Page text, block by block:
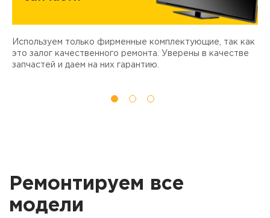
Используем только фирменные комплектующие, так как
это залог качественного ремонта. Уверены в качестве
запчастей и даем на них гарантию.
Ремонтируем все
модели